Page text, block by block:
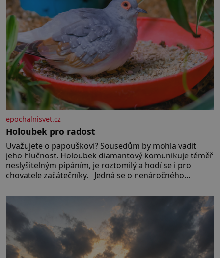
epochalnisvet.cz
Holoubek pro radost
Uvažujete o papouškovi? Sousedům by mohla vadit
jeho hlučnost. Holoubek diamantový komunikuje téměř
neslyšitelným pípáním, je roztomilý a hodí se i pro
chovatele začátečníky. Jedná se o nenáročného
času tráví na zemi, kde sbírá zbytky semínek Jeho
domovinou je prakticky celá Austrálie s výjimkou
pobřežní oblasti.